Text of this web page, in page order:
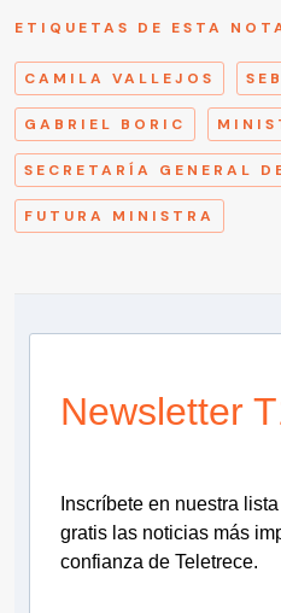
ETIQUETAS DE ESTA
CAMILA VALLEJOS
GABRIEL BORIC
SECRETARÍA GENERAL
FUTURA MINISTRA
Newsletter
Inscríbete en nuestra
gratis las noticias más
confianza de Teletrece.